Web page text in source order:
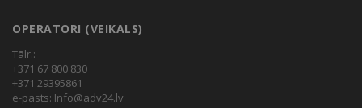
OPERATORI (VEIKALS)
Tālr.:
+371 67 800 830
+371 29395861
e-pasts: Info@adv24.lv